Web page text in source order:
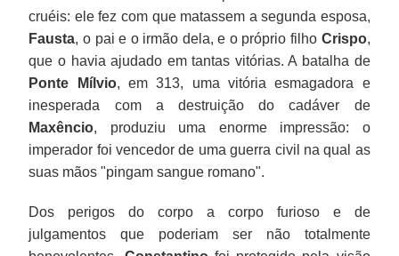
cruéis: ele fez com que matassem a segunda esposa,
Fausta, o pai e o irmão dela, e o próprio filho Crispo,
que o havia ajudado em tantas vitórias. A batalha de
Ponte Mílvio, em 313, uma vitória esmagadora e
inesperada com a destruição do cadáver de
Maxêncio, produziu uma enorme impressão: o
imperador foi vencedor de uma guerra civil na qual as
suas mãos "pingam sangue romano".
Dos perigos do corpo a corpo furioso e de
julgamentos que poderiam ser não totalmente